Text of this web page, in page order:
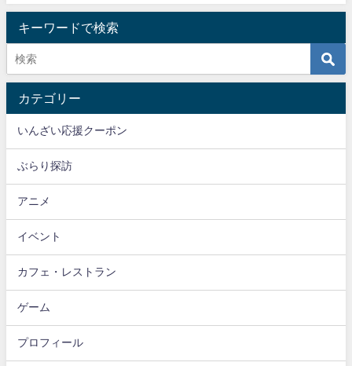
キーワードで検索
カテゴリー
いんざい応援クーポン
ぶらり探訪
アニメ
イベント
カフェ・レストラン
ゲーム
プロフィール